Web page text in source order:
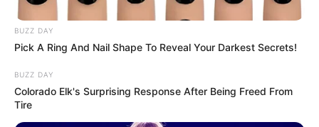
escolas para fazer lembrancinhas em datas
especiais.
casamentos.
BUZZ DAY
Pick A Ring And Nail Shape To Reveal Your Darkest Secrets!
BUZZ DAY
Colorado Elk's Surprising Response After Being Freed From
Tire